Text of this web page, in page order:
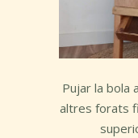
Pujar la bola
altres forats